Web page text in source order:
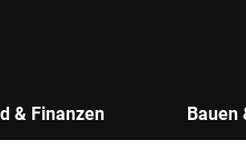
& Finanzen Bauen